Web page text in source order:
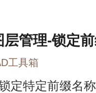
管理-锁定
工具箱
定特定前缀名